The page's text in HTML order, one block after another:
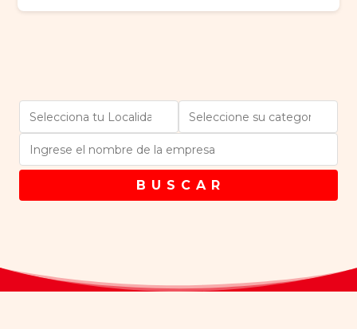
B U S C A R